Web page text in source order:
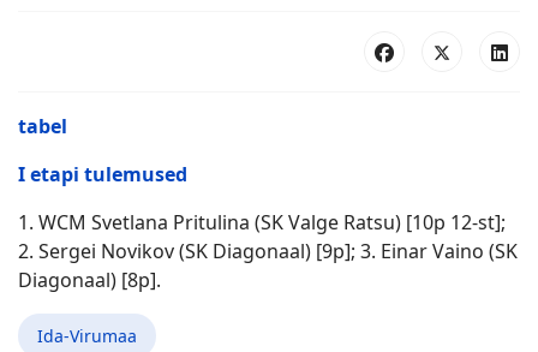
tabel
I etapi tulemused
1. WCM Svetlana Pritulina (SK Valge Ratsu) [10p 12-st];
2. Sergei Novikov (SK Diagonaal) [9p]; 3. Einar Vaino (SK
Diagonaal) [8p].
Ida-Virumaa